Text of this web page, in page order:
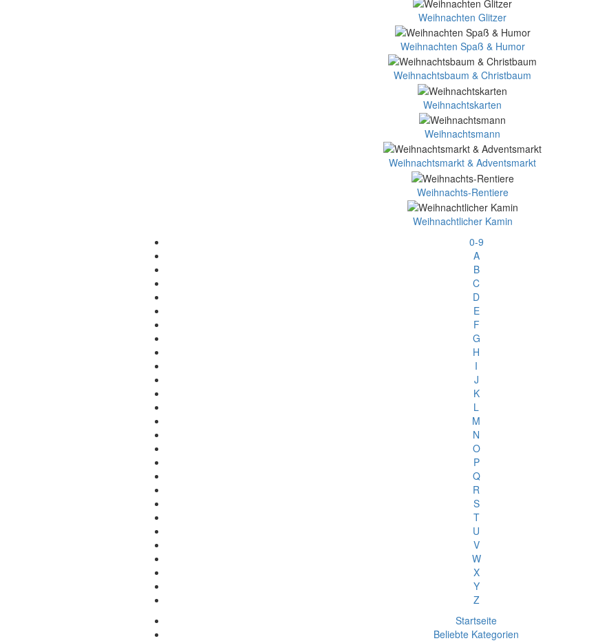
Weihnachten Glitzer
Weihnachten Spaß & Humor
Weihnachtsbaum & Christbaum
Weihnachtskarten
Weihnachtsmann
Weihnachtsmarkt & Adventsmarkt
Weihnachts-Rentiere
Weihnachtlicher Kamin
0-9
A
B
C
D
E
F
G
H
I
J
K
L
M
N
O
P
Q
R
S
T
U
V
W
X
Y
Z
Startseite
Beliebte Kategorien